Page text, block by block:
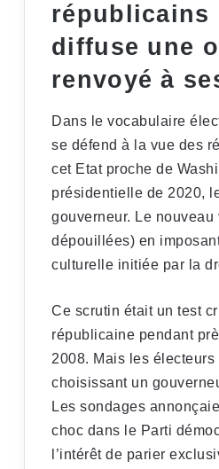
républicains
diffuse une
renvoyé à
Dans le vocabulaire
se défend à la vue des
cet Etat proche de
présidentielle de 2020,
gouverneur. Le
dépouillées) en
culturelle initiée par la
Ce scrutin était un test
républicaine pendant
2008. Mais les
choisissant un
Les sondages
choc dans le Parti
l’intérêt de parier